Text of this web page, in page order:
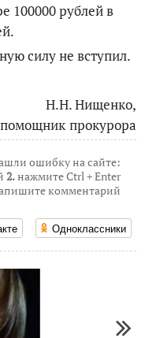
100000 рублей в
силу не вступил.
прокурора
ошибку на сайте:
2.нажмите Ctrl + Enter
комментарий
Одноклассники